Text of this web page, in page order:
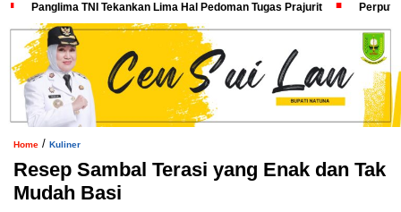
Panglima TNI Tekankan Lima Hal Pedoman Tugas Prajurit
Home / Kuliner
Resep Sambal Terasi yang Enak dan Tak
Mudah Basi